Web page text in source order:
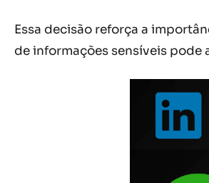
Essa decisão reforça a
de informações sensíveis pode